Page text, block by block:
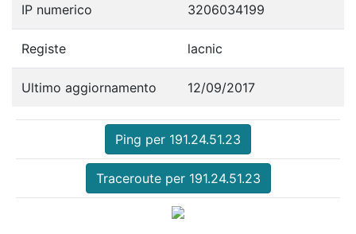
IP numerico 3206034199
Registe lacnic
Ultimo aggiornamento 12/09/2017
Ping per 191.24.51.23
Traceroute per 191.24.51.23